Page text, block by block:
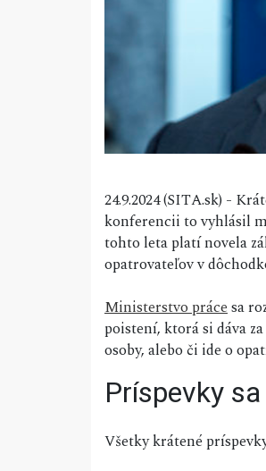
24.9.2024 (SITA.sk) -
konferencii to vyhlásil
tohto leta platí novela
opatrovateľov v
Ministerstvo prácesa
poistení, ktorá si dáva
osoby, alebo či ide o
Príspevky
Všetky krátené